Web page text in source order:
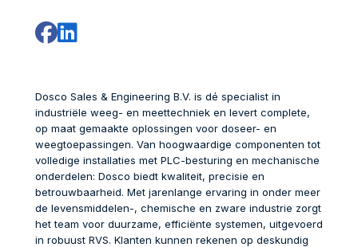
Dosco Sales & Engineering B.V. is dé specialist in
industriële weeg- en meettechniek en levert complete,
op maat gemaakte oplossingen voor doseer- en
weegtoepassingen. Van hoogwaardige componenten tot
volledige installaties met PLC-besturing en mechanische
onderdelen: Dosco biedt kwaliteit, precisie en
betrouwbaarheid. Met jarenlange ervaring in onder meer
de levensmiddelen-, chemische en zware industrie zorgt
het team voor duurzame, efficiënte systemen, uitgevoerd
in robuust RVS. Klanten kunnen rekenen op deskundig